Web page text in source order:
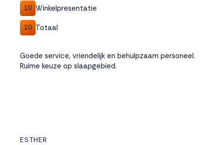
10 Winkelpresentatie
10 Totaal
Goede service, vriendelijk en behulpzaam personeel.
Ruime keuze op slaapgebied.
ESTHER